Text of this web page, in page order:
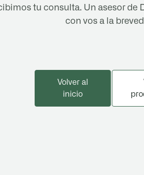
tu consulta. Un asesor de
con vos a la